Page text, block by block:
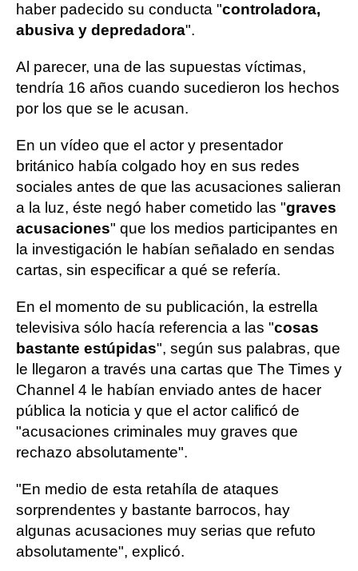
haber padecido su conducta "controladora,
abusiva y depredadora".
Al parecer, una de las supuestas víctimas,
tendría 16 años cuando sucedieron los hechos
por los que se le acusan.
En un vídeo que el actor y presentador
británico había colgado hoy en sus redes
sociales antes de que las acusaciones salieran
a la luz, éste negó haber cometido las "graves
acusaciones" que los medios participantes en
la investigación le habían señalado en sendas
cartas, sin especificar a qué se refería.
En el momento de su publicación, la estrella
televisiva sólo hacía referencia a las "cosas
bastante estúpidas", según sus palabras, que
le llegaron a través una cartas que The Times y
Channel 4 le habían enviado antes de hacer
pública la noticia y que el actor calificó de
"acusaciones criminales muy graves que
rechazo absolutamente".
"En medio de esta retahíla de ataques
sorprendentes y bastante barrocos, hay
algunas acusaciones muy serias que refuto
absolutamente", explicó.